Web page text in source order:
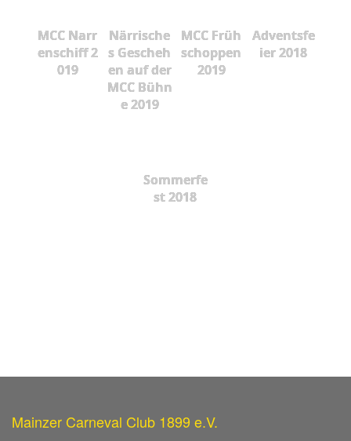
MCC Narr
enschiff 2
019
Närrische
s Gescheh
en auf der
MCC Bühn
e 2019
MCC Früh
schoppen
2019
Adventsfe
ier 2018
Sommerfe
st 2018
Mainzer Carneval Club 1899 e.V.